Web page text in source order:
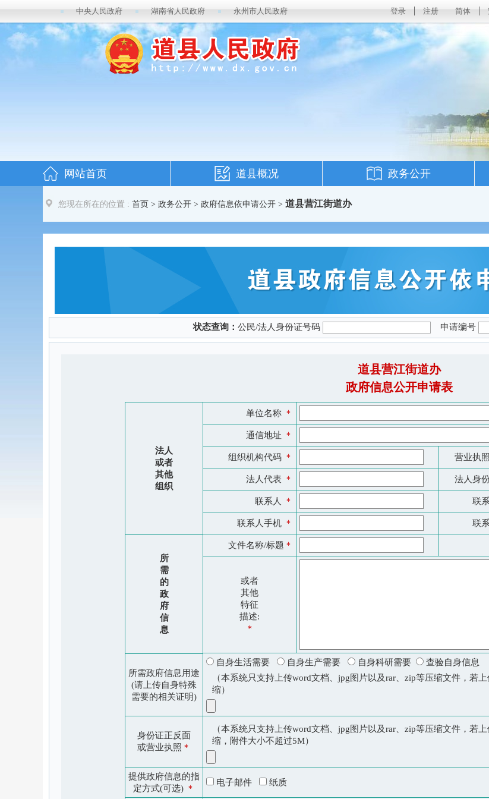
中央人民政府 湖南省人民政府 永州市人民政府 登录 注册 简体
网站首页 道县概况 政务公开
您现在所在的位置 : 首页 > 政务公开 > 政府信息依申请公开 > 道县营江街道办
状态查询： 公民/法人身份证号码 申请编号
道县营江街道办
政府信息公开申请表
法人
或者
其他
组织
单位名称 ＊
通信地址 ＊
组织机构代码 ＊ 营业执
法人代表 ＊ 法人身
联系人 ＊ 联
联系人手机 ＊ 联
所
需
的
政
府
信
息
文件名称/标题 ＊
或者
其他
特征
描述:
＊
所需政府信息用途
(请上传自身特殊
需要的相关证明)
自身生活需要 自身生产需要 自身科研需要
查验自身信息
（本系统只支持上传word文档、jpg图片以及rar、zip等压缩文件，若
缩）
身份证正反面
或营业执照 ＊
（本系统只支持上传word文档、jpg图片以及rar、zip等压缩文件，若
缩，附件大小不超过5M）
提供政府信息的指
定方式(可选) ＊
电子邮件 纸质